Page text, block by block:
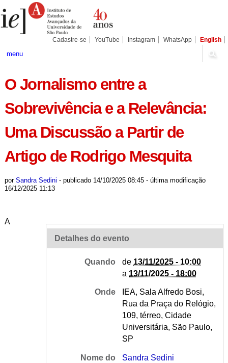
para
conteúdo.
Pessoais
Cadastre-se YouTube Instagram WhatsApp English
menu
O Jornalismo entre a
Sobrevivência e a Relevância:
Uma Discussão a Partir de
Artigo de Rodrigo Mesquita
por Sandra Sedini - publicado14/10/2025 08:45 - última modificação
16/12/2025 11:13
Detalhes do evento
Quando de 13/11/2025 - 10:00
a 13/11/2025 - 18:00
Onde
IEA, Sala Alfredo Bosi,
Rua da Praça do Relógio,
109, térreo, Cidade
Universitária, São Paulo,
SP
Nome do
Sandra Sedini
A